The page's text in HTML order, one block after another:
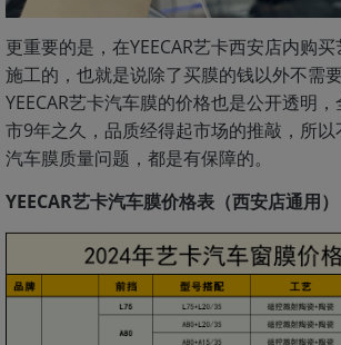
更重要的是，在YEECAR艺卡西安店内购
施工的，也就是说除了买膜的钱以外不需要
YEECAR艺卡汽车膜的价格也是公开透明
市9年之久，品质经得起市场的推敲，所
汽车膜质量问题，都是有保障的。
YEECAR艺卡汽车膜价格表（西安店通用）